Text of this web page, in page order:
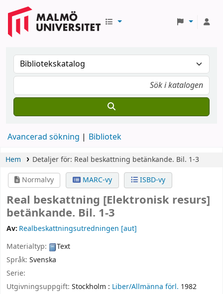
Avancerad sökning Bibliotek
Hem Detaljer för: Real beskattning betänkande. Bil. 1-3
Normalvy
MARC-vy ISBD-vy
Real beskattning [Elektronisk resurs]
betänkande. Bil. 1-3
Av: Realbeskattningsutredningen [aut]
Materialtyp:
Text
Språk: Svenska
Serie:
Utgivningsuppgift: Stockholm : Liber/Allmänna förl. 1982